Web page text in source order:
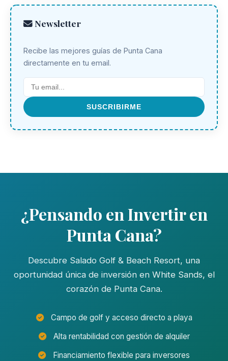
Newsletter
Recibe las mejores guías de Punta Cana
directamente en tu email.
SUSCRIBIRME
¿Pensando en Invertir en
Punta Cana?
Descubre Salado Golf & Beach Resort, una
oportunidad única de inversión en White Sands, el
corazón de Punta Cana.
Campo de golf y acceso directo a playa
Alta rentabilidad con gestión de alquiler
Financiamiento flexible para inversores